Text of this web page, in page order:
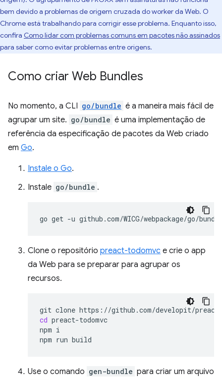
bem devido a problemas de origem cruzada do worker da Web. O
Chrome está trabalhando para corrigir esse problema. Enquanto isso,
confira Como lidar com problemas comuns em pacotes não assinados
para saber como evitar problemas entre origens.
Como criar Web Bundles
No momento, a CLI go/bundle é a maneira mais fácil de
agrupar um site. go/bundle é uma implementação de
referência da especificação de pacotes da Web criado
em Go.
Instale o Go.
Instale go/bundle .
go get -u
Clone o repositório preact-todomvc e crie o app
da Web para se preparar para agrupar os
recursos.
git clone
cd preact-todomvc
npm i
npm run
Use o comando gen-bundle para criar um arquivo